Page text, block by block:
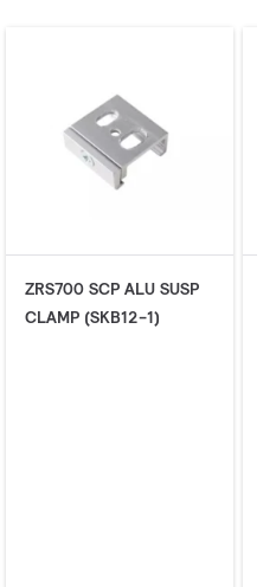
ZRS700 SCP ALU SUSP
CLAMP (SKB12-1)